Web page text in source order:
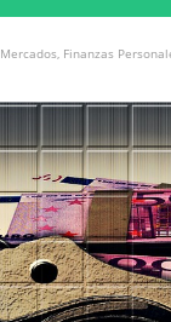
Mercados Finanzas